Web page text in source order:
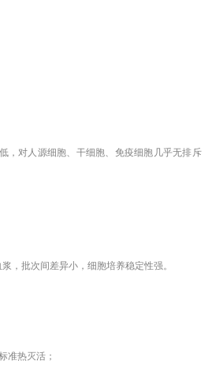
，对人源细胞、干细胞、免疫细胞几乎无排斥
，批次间差异小，细胞培养稳定性强。
准热灭活；